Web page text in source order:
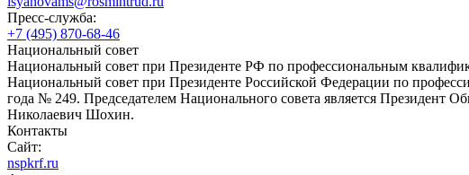
Пресс-служба:
+7 (495) 870-68-46
Национальный совет
Национальный совет при Президенте РФ по профессиональным
Национальный совет при Президенте Российской Федерации по
года № 249. Председателем Национального совета является Президент
Николаевич Шохин.
Контакты
Сайт:
nspkrf.ru